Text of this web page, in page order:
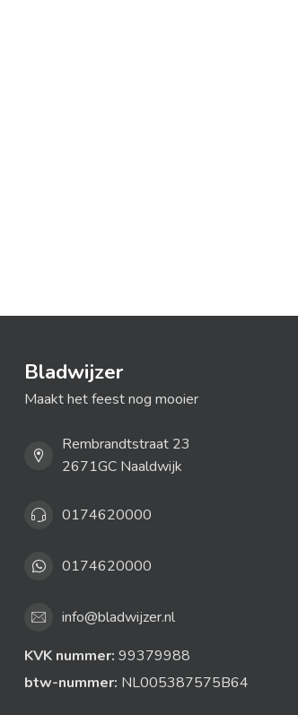
Bladwijzer
Maakt het feest nog mooier
Rembrandtstraat 23
2671GC Naaldwijk
0174620000
0174620000
info@bladwijzer.nl
KVK nummer: 99379988
btw-nummer: NL005387575B64